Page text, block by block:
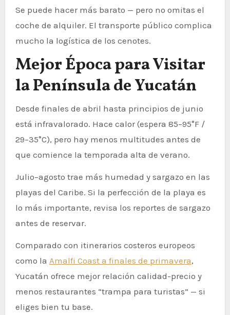
Se puede hacer más barato — pero no omitas el
coche de alquiler. El transporte público complica
mucho la logística de los cenotes.
Mejor Época para Visitar
la Península de Yucatán
Desde finales de abril hasta principios de junio
está infravalorado. Hace calor (espera 85–95°F /
29–35°C), pero hay menos multitudes antes de
que comience la temporada alta de verano.
Julio–agosto trae más humedad y sargazo en las
playas del Caribe. Si la perfección de la playa es
lo más importante, revisa los reportes de sargazo
antes de reservar.
Comparado con itinerarios costeros europeos
como la Amalfi Coast a finales de primavera,
Yucatán ofrece mejor relación calidad-precio y
menos restaurantes “trampa para turistas” — si
eliges bien tu base.